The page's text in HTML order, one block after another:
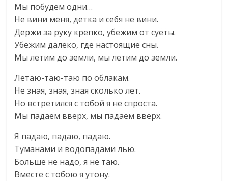
Мы побудем одни…
Не вини меня, детка и себя не вини.
Держи за руку крепко, убежим от суеты.
Убежим далеко, где настоящие сны.
Мы летим до земли, мы летим до земли.
Летаю-таю-таю по облакам.
Не зная, зная, зная сколько лет.
Но встретился с тобой я не спроста.
Мы падаем вверх, мы падаем вверх.
Я падаю, падаю, падаю.
Туманами и водопадами лью.
Больше не надо, я не таю.
Вместе с тобою я утону.